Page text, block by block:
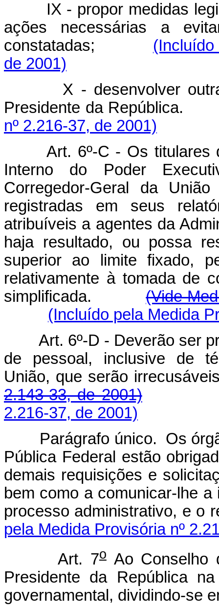
IX - propor medidas
ações necessárias a
constatadas; (Incluído
de 2001)
X - desenvolver outras
Presidente da
nº 2.216-37, de 2001)
Art. 6º-C - Os titulares
Interno do Poder
Corregedor-Geral da
registradas em seus
atribuíveis a agentes da
haja resultado, ou possa
superior ao limite fixado,
relativamente à tomada de
simplificada.(Vide
(Incluído pela Medida
Art. 6º-D - Deverão ser
de pessoal, inclusive de
União, que serão
2.143-33, de 2001)
2.216-37, de 2001)
Parágrafo único. Os
Pública Federal estão
demais requisições e
bem como a comunicar-lhe
processo administrativo,
pela Medida Provisória nº
Art. 7o Ao Conselho
Presidente da República
governamental, dividindo-se